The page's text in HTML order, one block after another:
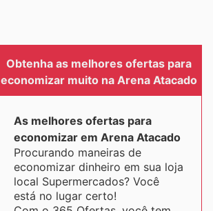
Obtenha as melhores ofertas para
economizar muito na Arena Atacado
As melhores ofertas para
economizar em Arena Atacado
Procurando maneiras de
economizar dinheiro em sua loja
local Supermercados? Você
está no lugar certo!